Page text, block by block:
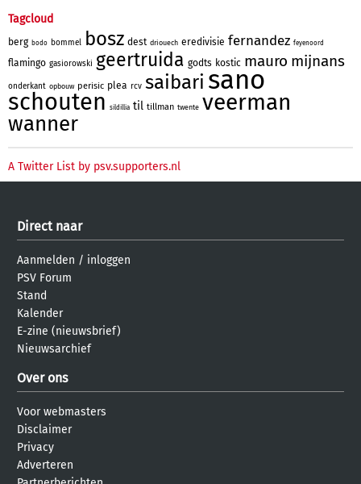
Tagcloud
berg bodo bommel bosz dest driouech eredivisie fernandez feyenoord
flamingo gasiorowski geertruida godts kostic mauro mijnans
onderkant opbouw perisic plea rcv saibari sano
schouten sildillia til tillman twente veerman
wanner
A Twitter List by psv.supporters.nl
Direct naar
Aanmelden / inloggen
PSV Forum
Stand
Kalender
E-zine (nieuwsbrief)
Nieuwsarchief
Over ons
Voor webmasters
Disclaimer
Privacy
Adverteren